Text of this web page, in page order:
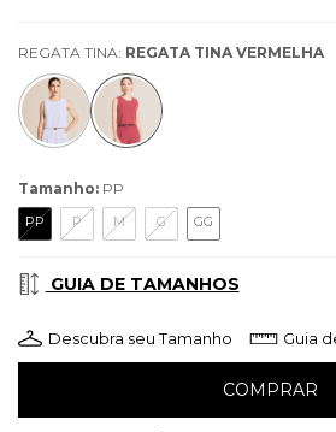
REGATA TINA: REGATA TINA VERMELHA
Tamanho: PP
PP P M G GG
GUIA DE TAMANHOS
Descubra seu Tamanho Guia